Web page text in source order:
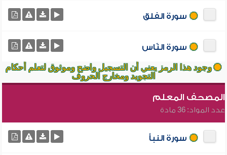
سورة الفلق
سورة النّاس
وجود هذا الرمز يعني أن التسجيل واضح وموثوق لتعلم أحكام
التجويد ومخارج الحروف
المصحف المعلم
عدد المواد: 36 مادة
سورة النبأ